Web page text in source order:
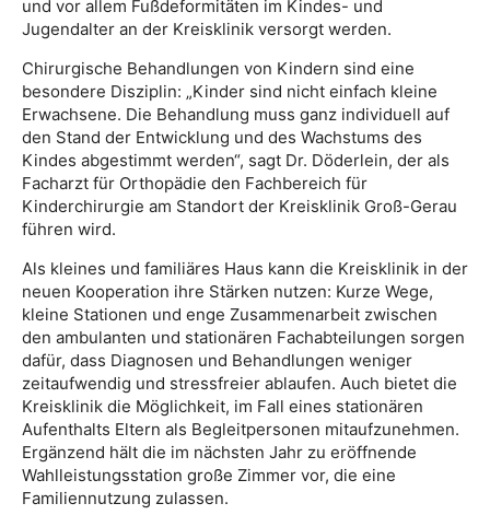
und vor allem Fußdeformitäten im Kindes- und
Jugendalter an der Kreisklinik versorgt werden.
Chirurgische Behandlungen von Kindern sind eine
besondere Disziplin: „Kinder sind nicht einfach kleine
Erwachsene. Die Behandlung muss ganz individuell auf
den Stand der Entwicklung und des Wachstums des
Kindes abgestimmt werden“, sagt Dr. Döderlein, der als
Facharzt für Orthopädie den Fachbereich für
Kinderchirurgie am Standort der Kreisklinik Groß-Gerau
führen wird.
Als kleines und familiäres Haus kann die Kreisklinik in der
neuen Kooperation ihre Stärken nutzen: Kurze Wege,
kleine Stationen und enge Zusammenarbeit zwischen
den ambulanten und stationären Fachabteilungen sorgen
dafür, dass Diagnosen und Behandlungen weniger
zeitaufwendig und stressfreier ablaufen. Auch bietet die
Kreisklinik die Möglichkeit, im Fall eines stationären
Aufenthalts Eltern als Begleitpersonen mitaufzunehmen.
Ergänzend hält die im nächsten Jahr zu eröffnende
Wahlleistungsstation große Zimmer vor, die eine
Familiennutzung zulassen.